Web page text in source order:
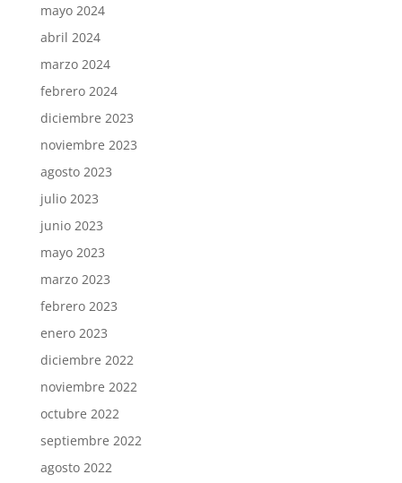
mayo 2024
abril 2024
marzo 2024
febrero 2024
diciembre 2023
noviembre 2023
agosto 2023
julio 2023
junio 2023
mayo 2023
marzo 2023
febrero 2023
enero 2023
diciembre 2022
noviembre 2022
octubre 2022
septiembre 2022
agosto 2022